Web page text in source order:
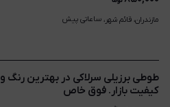
مازندران، قائم شهر، ساعاتی پیش
طوطی برزیلی سرلاکی در بهترین رنگ و
کیفیت بازار. فوق خاص